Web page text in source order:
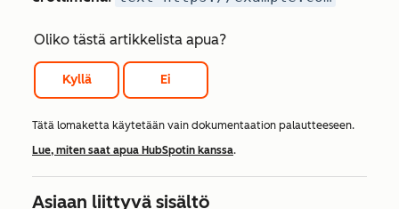
Oliko tästä artikkelista apua?
Kyllä Ei
Tätä lomaketta käytetään vain dokumentaation palautteeseen.
Lue, miten saat apua HubSpotin kanssa.
Asiaan liittyvä sisältö